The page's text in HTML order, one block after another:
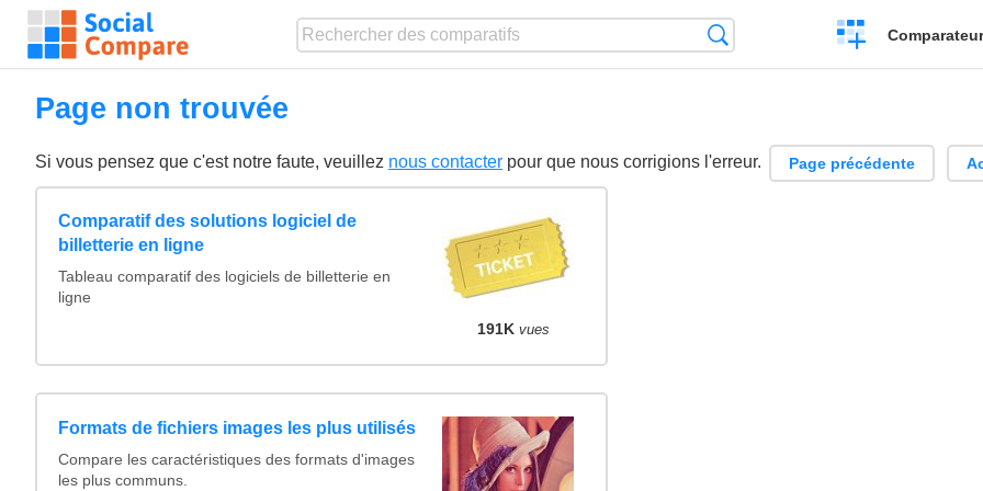
Créer
un
Page non trouvée
Si vous pensez que c'est notre faute, veuillez nous contacter pour que nous corrigions l'erreur. Page précédente
Comparatif des solutions logiciel de
billetterie en ligne
Tableau comparatif des logiciels de billetterie en
ligne
191K vues
Formats de fichiers images les plus utilisés
Compare les caractéristiques des formats d'images
les plus communs.